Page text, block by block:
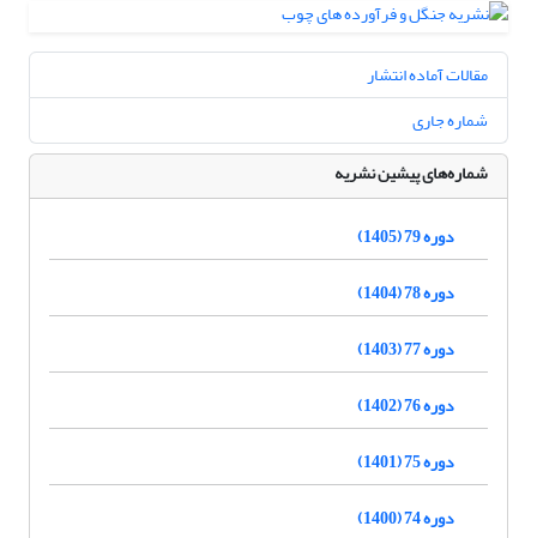
مقالات آماده انتشار
شماره جاری
شماره‌های پیشین نشریه
دوره 79 (1405)
دوره 78 (1404)
دوره 77 (1403)
دوره 76 (1402)
دوره 75 (1401)
دوره 74 (1400)